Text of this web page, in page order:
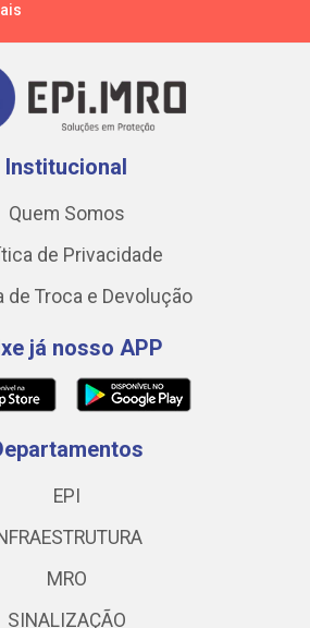
Institucional
Quem Somos
de Privacidade
de Troca e Devolução
já nosso APP
EPI
MRO
SINALIZAÇÃO